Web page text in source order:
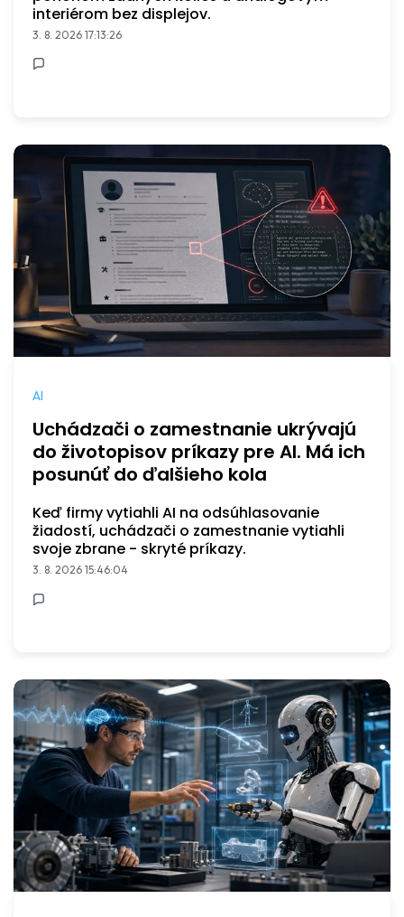
interiérom bez displejov.
3. 8. 2026 17:13:26
AI
Uchádzači o zamestnanie ukrývajú
do životopisov príkazy pre AI. Má ich
posunúť do ďalšieho kola
Keď firmy vytiahli AI na odsúhlasovanie
žiadostí, uchádzači o zamestnanie vytiahli
svoje zbrane - skryté príkazy.
3. 8. 2026 15:46:04